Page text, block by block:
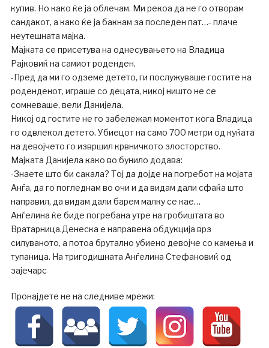
купив. Но како ќе ја облечам. Ми рекоа да не го отворам
сандакот, а како ќе ја бакнам за последен пат…- плаче
неутешната мајка.
Мајката се присетува на однесувањето на Владица
Рајковиќ на самиот роденден.
-Пред да ми го одземе детето, ги послужуваше гостите на
роденденот, играше со децата, никој ништо не се
сомневаше, вели Данијела.
Никој од гостите не го забележал моментот кога Владица
го одвлекол детето. Убиецот на само 700 метри од куќата
на девојчето го извршил крвничкото злосторство.
Мајката Данијела како во бунило додава:
-Знаете што би сакала? Тој да дојде на погребот на мојата
Анѓа, да го погледнам во очи и да видам дали сфаќа што
направил, да видам дали барем малку се кае…
Анѓелина ќе биде погребана утре на гробиштата во
Вратарница.Денеска е направена обдукција врз
силуваното, а потоа брутално убиено девојче со камења и
тупаница. На тригодишната Анѓелинa Стефановиќ од
зајечарс
Пронајдете не на следниве мрежи: